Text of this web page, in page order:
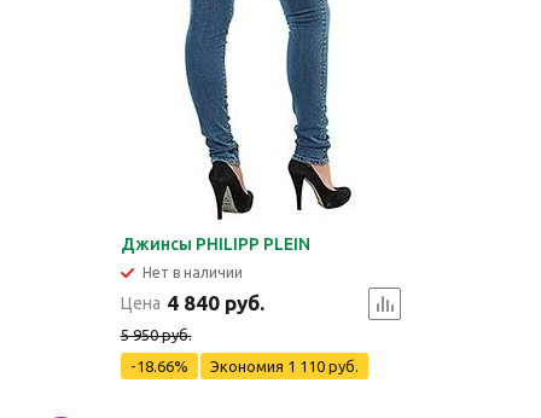
Джинсы PHILIPP PLEIN
Нет в наличии
Цена 4 840 руб.
5 950 руб.
-18.66%
Экономия 1 110 руб.